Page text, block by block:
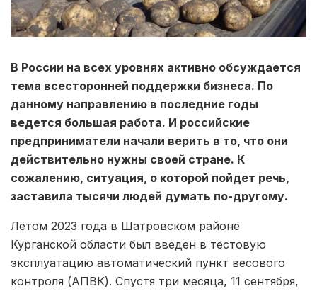
В России на всех уровнях активно обсуждается
тема всесторонней поддержки бизнеса. По
данному направлению в последние годы
ведется большая работа. И российские
предприниматели начали верить в то, что они
действительно нужны своей стране. К
сожалению, ситуация, о которой пойдет речь,
заставила тысячи людей думать по-другому.
Летом 2023 года в Шатровском районе
Курганской области был введен в тестовую
эксплуатацию автоматический пункт весового
контроля (АПВК). Спустя три месяца, 11 сентября,